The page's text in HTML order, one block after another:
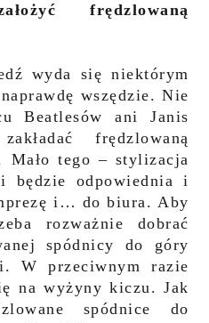
frędzlowaną
wyda się niektórym
wszędzie. Nie
Beatlesów ani Janis
frędzlowaną
Mało tego – stylizacja
będzie odpowiednia i
i… do biura. Aby
rozważnie dobrać
spódnicy do góry
W przeciwnym razie
na wyżyny kiczu. Jak
spódnice do